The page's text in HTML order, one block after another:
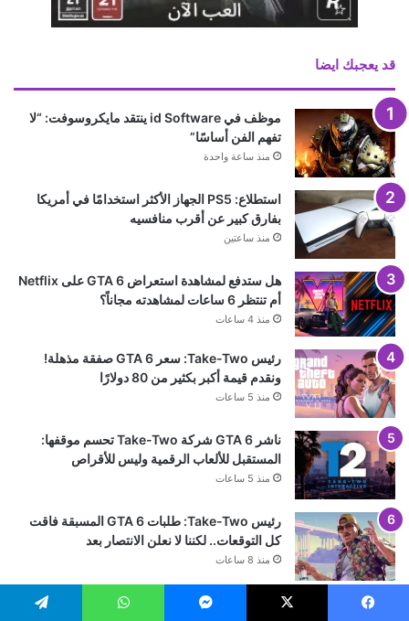
قد يعجبك ايضا
موظف في id Software ينتقد مايكروسوفت: “لا
تفهم الفن أساسًا”
منذ ساعة واحدة
استطلاع: PS5 الجهاز الأكثر استخدامًا في أمريكا
بفارق كبير عن أقرب منافسيه
منذ ساعتين
هل ستدفع لمشاهدة استعراض GTA 6 على Netflix
أم تنتظر 6 ساعات لمشاهدته مجاناً؟
منذ 4 ساعات
رئيس Take-Two: سعر GTA 6 صفقة مذهلة!
ونقدم قيمة أكبر بكثير من 80 دولارًا
منذ 5 ساعات
ناشر GTA 6 شركة Take-Two تحسم موقفها:
المستقبل للألعاب الرقمية وليس للأقراص
منذ 5 ساعات
رئيس Take-Two: طلبات GTA 6 المسبقة فاقت
كل التوقعات.. لكننا لا نعلن الانتصار بعد
منذ 8 ساعات
بعد سنوات في البورصة.. Devolver Digital تخطط